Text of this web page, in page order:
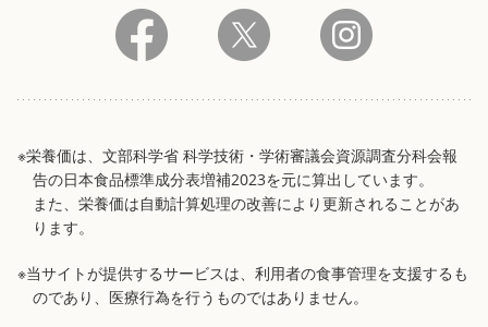
※栄養価は、文部科学省 科学技術・学術審議会資源調査分科会報
告の日本食品標準成分表増補2023を元に算出しています。
また、栄養価は自動計算処理の改善により更新されることがあ
ります。
※当サイトが提供するサービスは、利用者の食事管理を支援するも
のであり、医療行為を行うものではありません。